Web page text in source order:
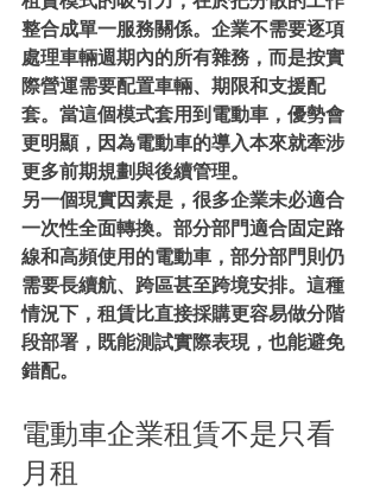
整合成單一服務關係。企業不需要逐項
處理車輛週期內的所有雜務，而是按實
際營運需要配置車輛、期限和支援配
套。當這個模式套用到電動車，優勢會
更明顯，因為電動車的導入本來就牽涉
更多前期規劃與後續管理。
另一個現實因素是，很多企業未必適合
一次性全面轉換。部分部門適合固定路
線和高頻使用的電動車，部分部門則仍
需要長續航、跨區甚至跨境安排。這種
情況下，租賃比直接採購更容易做分階
段部署，既能測試實際表現，也能避免
錯配。
電動車企業租賃不是只看
月租